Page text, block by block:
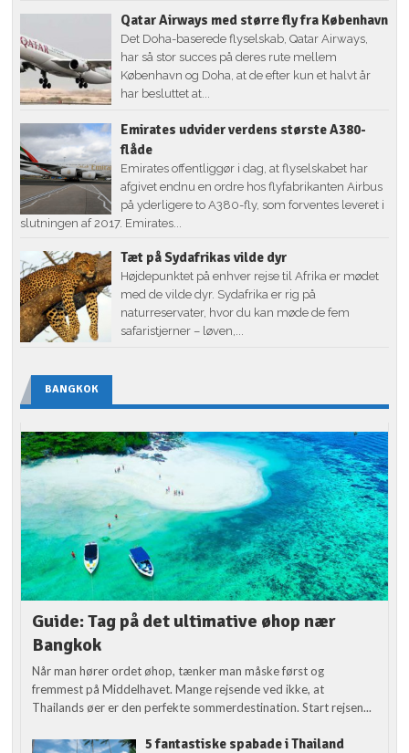
Qatar Airways med større fly fra København
Det Doha-baserede flyselskab, Qatar Airways,
har så stor succes på deres rute mellem
København og Doha, at de efter kun et halvt år
har besluttet at...
Emirates udvider verdens største A380-
flåde
Emirates offentliggør i dag, at flyselskabet har
afgivet endnu en ordre hos flyfabrikanten Airbus
på yderligere to A380-fly, som forventes leveret i
slutningen af 2017. Emirates...
Tæt på Sydafrikas vilde dyr
Højdepunktet på enhver rejse til Afrika er mødet
med de vilde dyr. Sydafrika er rig på
naturreservater, hvor du kan møde de fem
safaristjerner – løven,...
BANGKOK
Guide: Tag på det ultimative øhop nær
Bangkok
Når man hører ordet øhop, tænker man måske først og
fremmest på Middelhavet. Mange rejsende ved ikke, at
Thailands øer er den perfekte sommerdestination. Start rejsen...
5 fantastiske spabade i Thailand